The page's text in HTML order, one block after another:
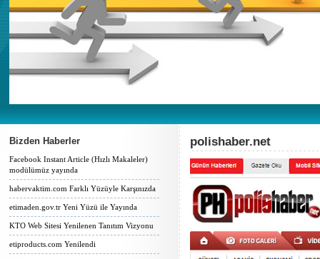
Bizden Haberler
Facebook Instant Article (Hızlı Makaleler)
modülümüz yayında
habervaktim.com Farklı Yüzüyle Karşınızda
etimaden.gov.tr Yeni Yüzü ile Yayında
KTO Web Sitesi Yenilenen Tanıtım Vizyonu
etiproducts.com Yenilendi
polishaber.net